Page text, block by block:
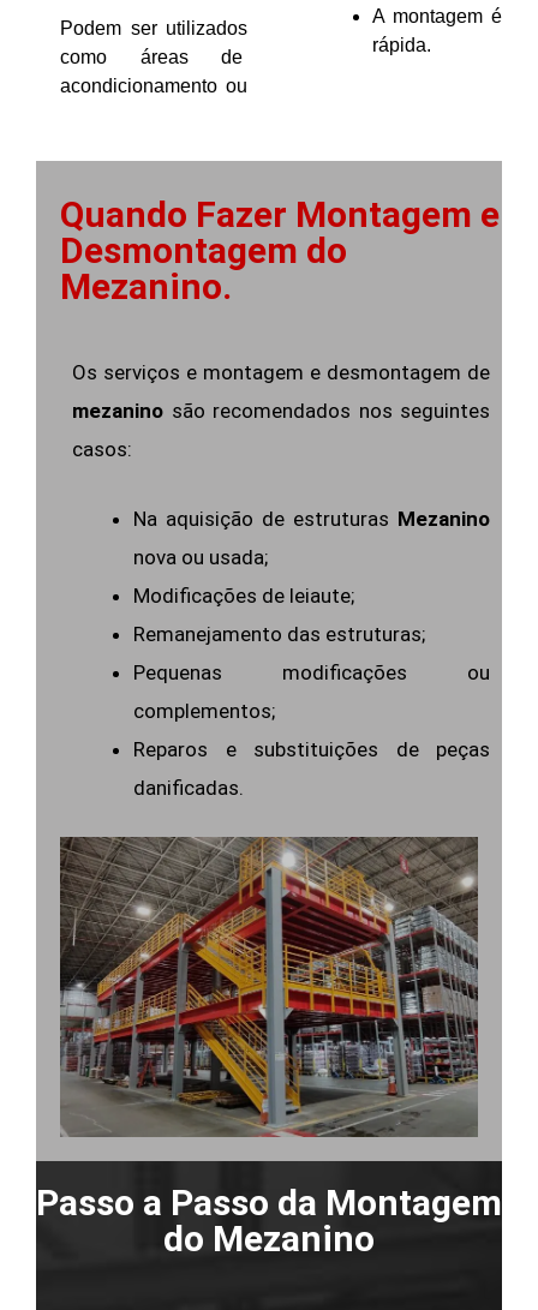
Podem ser utilizados
como áreas de
acondicionamento ou
A montagem é
rápida.
Quando Fazer Montagem e
Desmontagem do
Mezanino.
Os serviços e montagem e desmontagem de
mezanino são recomendados nos seguintes
casos:
Na aquisição de estruturas Mezanino
nova ou usada;
Modificações de leiaute;
Remanejamento das estruturas;
Pequenas modificações ou
complementos;
Reparos e substituições de peças
danificadas.
Passo a Passo da Montagem
do Mezanino